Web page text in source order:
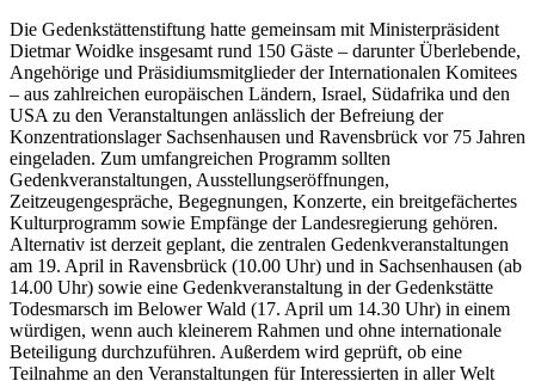
Die Gedenkstättenstiftung hatte gemeinsam mit Ministerpräsident
Dietmar Woidke insgesamt rund 150 Gäste – darunter Überlebende,
Angehörige und Präsidiumsmitglieder der Internationalen Komitees
– aus zahlreichen europäischen Ländern, Israel, Südafrika und den
USA zu den Veranstaltungen anlässlich der Befreiung der
Konzentrationslager Sachsenhausen und Ravensbrück vor 75 Jahren
eingeladen. Zum umfangreichen Programm sollten
Gedenkveranstaltungen, Ausstellungseröffnungen,
Zeitzeugengespräche, Begegnungen, Konzerte, ein breitgefächertes
Kulturprogramm sowie Empfänge der Landesregierung gehören.
Alternativ ist derzeit geplant, die zentralen Gedenkveranstaltungen
am 19. April in Ravensbrück (10.00 Uhr) und in Sachsenhausen (ab
14.00 Uhr) sowie eine Gedenkveranstaltung in der Gedenkstätte
Todesmarsch im Belower Wald (17. April um 14.30 Uhr) in einem
würdigen, wenn auch kleinerem Rahmen und ohne internationale
Beteiligung durchzuführen. Außerdem wird geprüft, ob eine
Teilnahme an den Veranstaltungen für Interessierten in aller Welt